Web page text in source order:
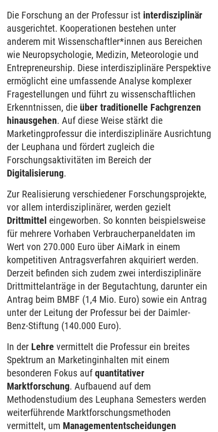
Die Forschung an der Professur ist interdisziplinär
ausgerichtet. Kooperationen bestehen unter
anderem mit Wissenschaftler*innen aus Bereichen
wie Neuropsychologie, Medizin, Meteorologie und
Entrepreneurship. Diese interdisziplinäre Perspektive
ermöglicht eine umfassende Analyse komplexer
Fragestellungen und führt zu wissenschaftlichen
Erkenntnissen, die über traditionelle Fachgrenzen
hinausgehen. Auf diese Weise stärkt die
Marketingprofessur die interdisziplinäre Ausrichtung
der Leuphana und fördert zugleich die
Forschungsaktivitäten im Bereich der
Digitalisierung.
Zur Realisierung verschiedener Forschungsprojekte,
vor allem interdisziplinärer, werden gezielt
Drittmittel eingeworben. So konnten beispielsweise
für mehrere Vorhaben Verbraucherpaneldaten im
Wert von 270.000 Euro über AiMark in einem
kompetitiven Antragsverfahren akquiriert werden.
Derzeit befinden sich zudem zwei interdisziplinäre
Drittmittelanträge in der Begutachtung, darunter ein
Antrag beim BMBF (1,4 Mio. Euro) sowie ein Antrag
unter der Leitung der Professur bei der Daimler-
Benz-Stiftung (140.000 Euro).
In der Lehre vermittelt die Professur ein breites
Spektrum an Marketinginhalten mit einem
besonderen Fokus auf quantitativer
Marktforschung. Aufbauend auf dem
Methodenstudium des Leuphana Semesters werden
weiterführende Marktforschungsmethoden
vermittelt, um Managemententscheidungen